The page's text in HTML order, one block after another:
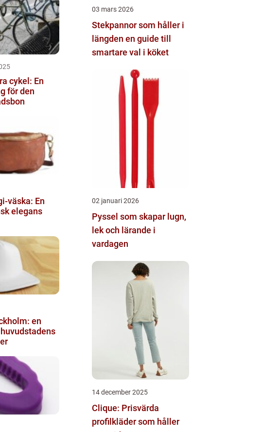
cykel: En
för den
väska: En
elegans
en
03 mars 2026
Stekpannor som håller i
längden en guide till
smartare val i köket
02 januari 2026
Pyssel som skapar lugn,
lek och lärande i
vardagen
14 december 2025
Clique: Prisvärda
profilkläder som håller